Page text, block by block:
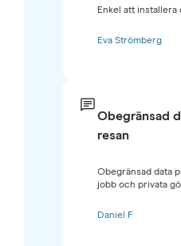
Enkel att
Eva Strömberg
Obegränsad
resan
Obegränsad data
jobb och privata
Daniel F